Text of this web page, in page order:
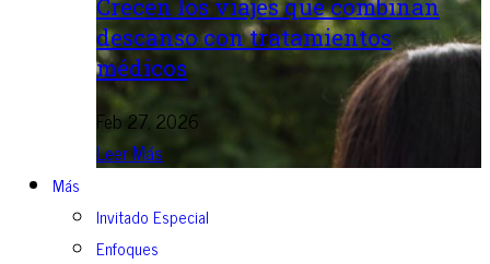
Crecen los viajes que combinan
descanso con tratamientos
médicos
Feb 27, 2026
Leer Más
Más
Invitado Especial
Enfoques